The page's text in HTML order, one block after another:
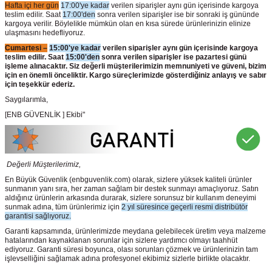
Hafta içi her gün 17:00'ye kadar verilen siparişler aynı gün içerisinde kargoya
teslim edilir. Saat 17:00'den sonra verilen siparişler ise bir sonraki iş gününde
kargoya verilir. Böylelikle mümkün olan en kısa sürede ürünlerinizin elinize
ulaşmasını hedefliyoruz.
Cumartesi – 15:00'ye kadar verilen siparişler aynı gün içerisinde kargoya
teslim edilir. Saat 15:00'den sonra verilen siparişler ise pazartesi günü
işleme alınacaktır. Siz değerli müşterilerimizin memnuniyeti ve güveni, bizim
için en önemli önceliktir. Kargo süreçlerimizde gösterdiğiniz anlayış ve sabır
için teşekkür ederiz.
Saygılarımla,
[ENB GÜVENLİK ] Ekibi"
Değerli Müşterilerimiz,
En Büyük Güvenlik (enbguvenlik.com) olarak, sizlere yüksek kaliteli ürünler
sunmanın yanı sıra, her zaman sağlam bir destek sunmayı amaçlıyoruz. Satın
aldığınız ürünlerin arkasında durarak, sizlere sorunsuz bir kullanım deneyimi
sunmak adına, tüm ürünlerimiz için 2 yıl süresince geçerli resmi distribütör
garantisi sağlıyoruz.
Garanti kapsamında, ürünlerimizde meydana gelebilecek üretim veya malzeme
hatalarından kaynaklanan sorunlar için sizlere yardımcı olmayı taahhüt
ediyoruz. Garanti süresi boyunca, olası sorunları çözmek ve ürünlerinizin tam
işlevselliğini sağlamak adına profesyonel ekibimiz sizlerle birlikte olacaktır.